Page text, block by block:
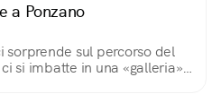
a Ponzano
sorprende sul percorso del
si imbatte in una «galleria»